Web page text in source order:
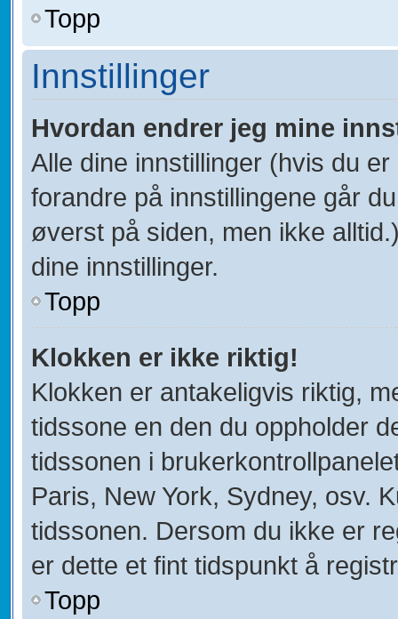
Topp
Innstillinger
Hvordan endrer jeg mine
Alle dine innstillinger (hvis du
forandre på innstillingene går
øverst på siden, men ikke
dine innstillinger.
Topp
Klokken er ikke riktig!
Klokken er antakeligvis riktig,
tidssone en den du oppholder
tidssonen i
Paris, New York, Sydney, osv.
tidssonen. Dersom du ikke er
er dette et fint tidspunkt å
Topp